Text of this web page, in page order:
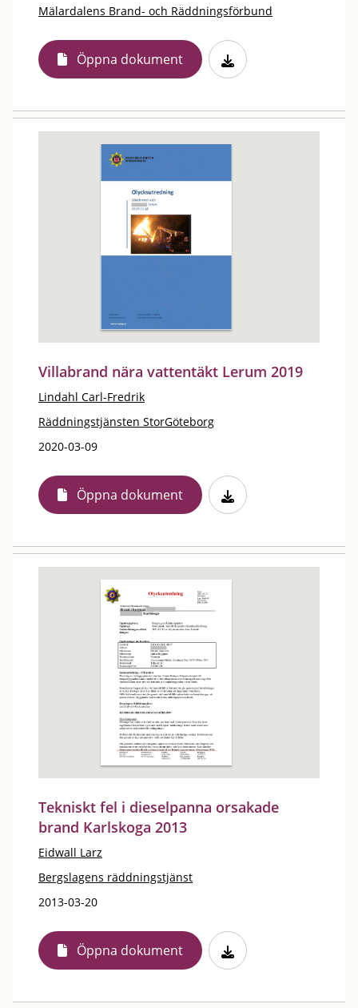
Mälardalens Brand- och Räddningsförbund
Öppna dokument
Villabrand nära vattentäkt Lerum 2019
Lindahl Carl-Fredrik
Räddningstjänsten StorGöteborg
2020-03-09
Öppna dokument
Tekniskt fel i dieselpanna orsakade
brand Karlskoga 2013
Eidwall Larz
Bergslagens räddningstjänst
2013-03-20
Öppna dokument